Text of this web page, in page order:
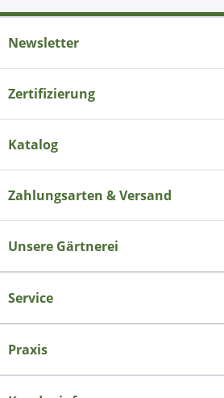
Newsletter
Zertifizierung
Katalog
Zahlungsarten & Versand
Unsere Gärtnerei
Service
Praxis